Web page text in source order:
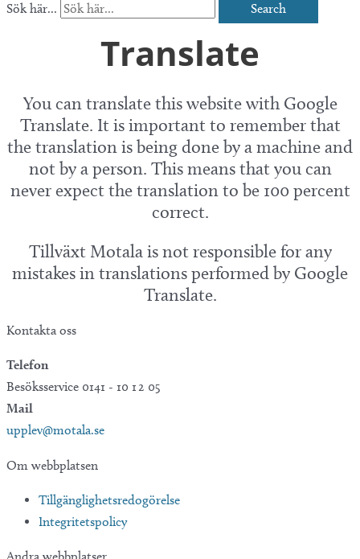
Sök här... Search
Translate
You can translate this website with Google
Translate. It is important to remember that
the translation is being done by a machine and
not by a person. This means that you can
never expect the translation to be 100 percent
correct.
Tillväxt Motala is not responsible for any
mistakes in translations performed by Google
Translate.
Kontakta oss
Telefon
Besöksservice 0141 - 10 1 2 05
Mail
upplev@motala.se
Om webbplatsen
Tillgänglighetsredogörelse
Integritetspolicy